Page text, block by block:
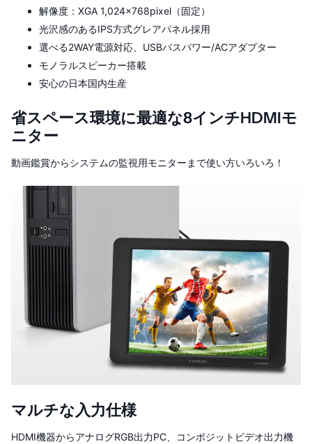
解像度：XGA 1,024×768pixel（固定）
光沢感のあるIPS方式グレアパネル採用
選べる2WAY電源対応、USBバスパワー/ACアダプター
モノラルスピーカー搭載
安心の日本国内生産
省スペース環境に最適な8インチHDMIモ
ニター
動画鑑賞からシステムの監視用モニターまで使い方いろいろ！
マルチな入力仕様
HDMI機器からアナログRGB出力PC、コンポジットビデオ出力機